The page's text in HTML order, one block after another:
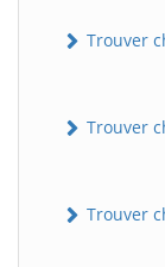
Trouver
Trouver
Trouver